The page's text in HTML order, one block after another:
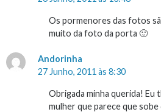
Os pormenores das fotos
muito da foto da porta 🙂
Andorinha
27 Junho, 2011 às 8:30
Obrigada minha querida! Eu
mulher que parece que